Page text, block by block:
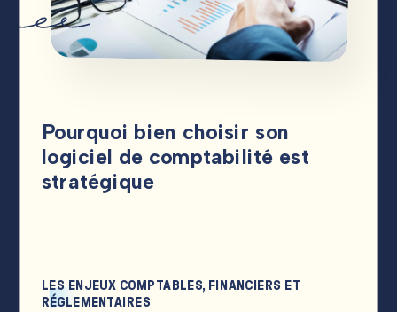
Pourquoi bien choisir son
logiciel de comptabilité est
stratégique
LES ENJEUX COMPTABLES, FINANCIERS ET
RÉGLEMENTAIRES